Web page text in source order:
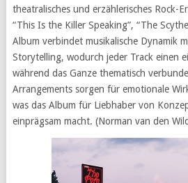
theatralisches und erzählerisches Rock-
“This Is the Killer Speaking”, “The
Album verbindet musikalische Dynamik
Storytelling, wodurch jeder Track einen
während das Ganze thematisch
Arrangements sorgen für emotionale
was das Album für Liebhaber von
einprägsam macht. (Norman van den